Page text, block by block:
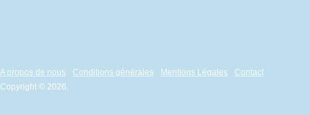
A propos de nous Conditions générales Mentions Légales
Contact
Copyright © 2026,